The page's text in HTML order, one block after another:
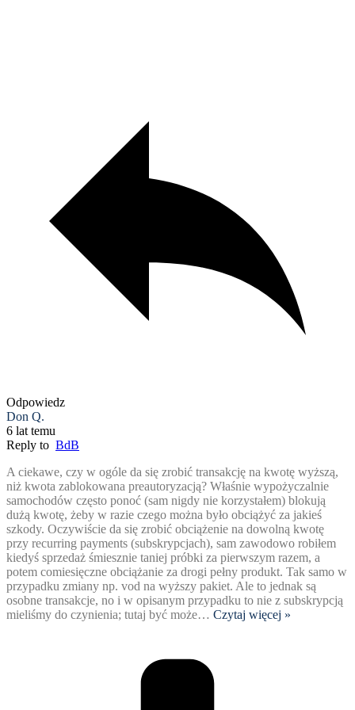
Odpowiedz
Don Q.
6 lat temu
Reply to BdB
A ciekawe, czy w ogóle da się zrobić transakcję na kwotę wyższą,
niż kwota zablokowana preautoryzacją? Właśnie wypożyczalnie
samochodów często ponoć (sam nigdy nie korzystałem) blokują
dużą kwotę, żeby w razie czego można było obciążyć za jakieś
szkody. Oczywiście da się zrobić obciążenie na dowolną kwotę
przy recurring payments (subskrypcjach), sam zawodowo robiłem
kiedyś sprzedaż śmiesznie taniej próbki za pierwszym razem, a
potem comiesięczne obciążanie za drogi pełny produkt. Tak samo w
przypadku zmiany np. vod na wyższy pakiet. Ale to jednak są
osobne transakcje, no i w opisanym przypadku to nie z subskrypcją
mieliśmy do czynienia; tutaj być może… Czytaj więcej »